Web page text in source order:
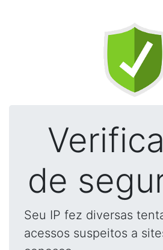
de
Seu IP fez diversas
acessos suspeitos a